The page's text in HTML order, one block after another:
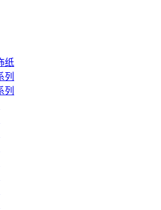
纸
列
列